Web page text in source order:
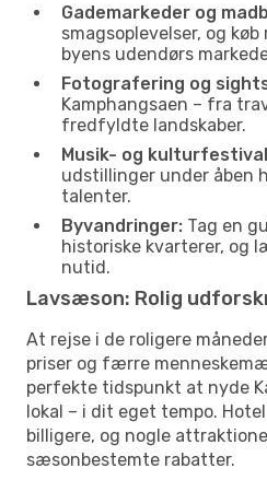
Gademarkeder og
smagsoplevelser, og
byens udendørs
Fotografering og
Kamphangsaen – fra
fredfyldte landskaber.
Musik- og
udstillinger under åben
talenter.
Byvandringer: Tag en
historiske kvarterer, og
nutid.
Lavsæson: Rolig
At rejse i de roligere
priser og færre
perfekte tidspunkt at nyde
lokal – i dit eget tempo.
billigere, og nogle
sæsonbestemte rabatter.